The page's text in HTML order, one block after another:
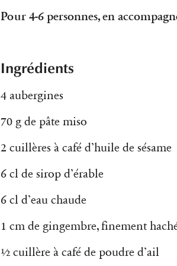
Pour 4-6 personnes, en
Ingrédients
4 aubergines
70 g de pâte miso
2 cuillères à café d’huile de sésame
6 cl de sirop d’érable
6 cl d’eau chaude
1 cm de gingembre, finement
½ cuillère à café de poudre d’ail